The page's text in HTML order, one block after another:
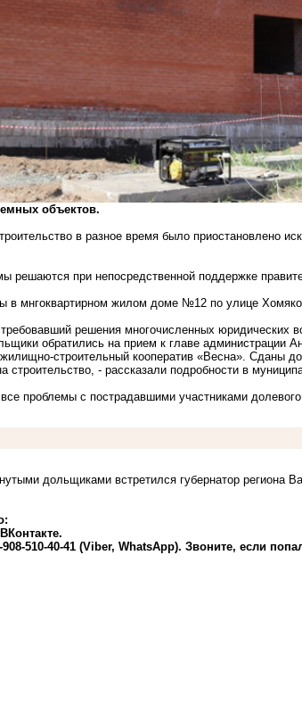
объектов.
в разное время было приостановлено
при непосредственной поддержке
в мнгоквартирном жилом доме №12 по улице
решения многочисленных юридических
обратились на прием к главе администрации
строительный кооператив «Весна». Сданы
- рассказали подробности в
проблемы с пострадавшими участниками
дольщиками встретился губернатор региона
ВКонтакте.
510-40-41 (Viber, WhatsApp). Звоните, если